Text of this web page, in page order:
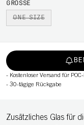
GRÖSSE
ONE SIZE
- Kostenloser Versand für
- 30-tägige Rückgabe
Zusätzliches Glas für